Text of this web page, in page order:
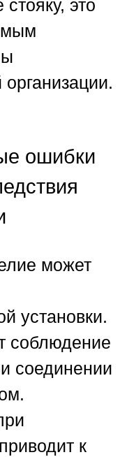
это
ошибки
может
установки.
соблюдение
соединении
к